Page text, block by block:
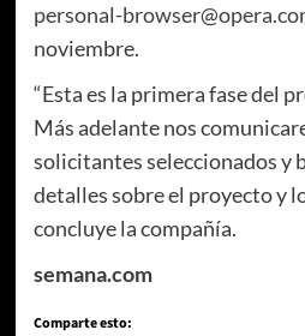
personal-
noviembre.
“Esta es la primera fase del
Más adelante nos
solicitantes seleccionados y
detalles sobre el proyecto y
concluye la compañía.
semana.com
Comparte esto: